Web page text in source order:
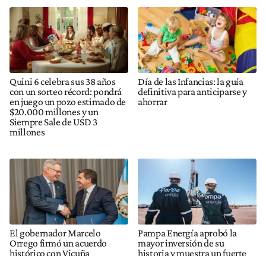
Quini 6 celebra sus 38 años
con un sorteo récord: pondrá
en juego un pozo estimado de
$20.000 millones y un
Siempre Sale de USD 3
millones
Día de las Infancias: la guía
definitiva para anticiparse y
ahorrar
El gobernador Marcelo
Orrego firmó un acuerdo
histórico con Vicuña
Pampa Energía aprobó la
mayor inversión de su
historia y muestra un fuerte